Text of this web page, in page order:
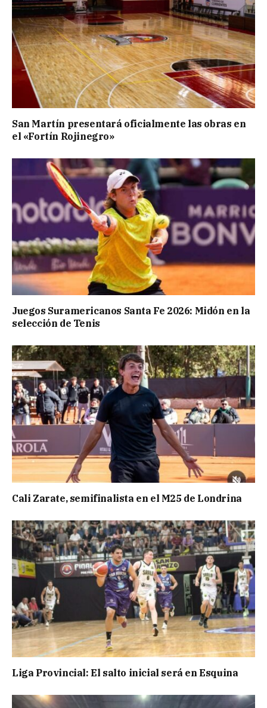
San Martín presentará oficialmente las obras en
el «Fortín Rojinegro»
Juegos Suramericanos Santa Fe 2026: Midón en la
selección de Tenis
Cali Zarate, semifinalista en el M25 de Londrina
Liga Provincial: El salto inicial será en Esquina